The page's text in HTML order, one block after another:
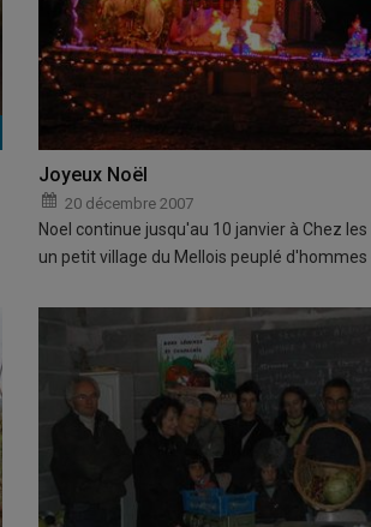
Joyeux Noël
20 décembre 2007
Noel continue jusqu'au 10 janvier à Chez
un petit village du Mellois peuplé